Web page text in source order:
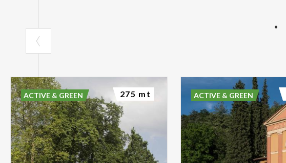
ACTIVE & GREEN 275 mt ACTIVE & GREEN